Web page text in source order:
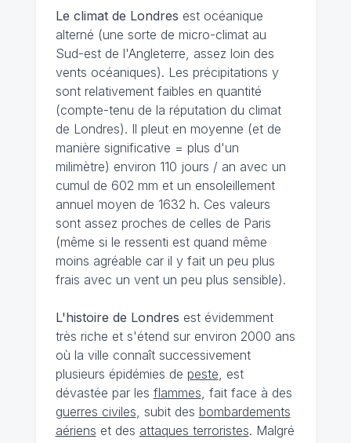
Le climat de Londres est océanique
alterné (une sorte de micro-climat au
Sud-est de l'Angleterre, assez loin des
vents océaniques). Les précipitations y
sont relativement faibles en quantité
(compte-tenu de la réputation du climat
de Londres). Il pleut en moyenne (et de
manière significative = plus d'un
milimètre) environ 110 jours / an avec un
cumul de 602 mm et un ensoleillement
annuel moyen de 1632 h. Ces valeurs
sont assez proches de celles de Paris
(même si le ressenti est quand même
moins agréable car il y fait un peu plus
frais avec un vent un peu plus sensible).
L'histoire de Londres est évidemment
très riche et s'étend sur environ 2000 ans
où la ville connaît successivement
plusieurs épidémies de peste , est
dévastée par les flammes , fait face à des
guerres civiles , subit des bombardements
aériens et des attaques terroristes. Malgré